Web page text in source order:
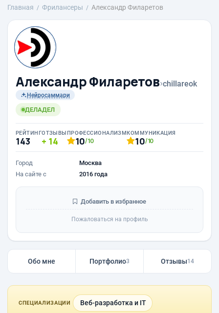
Главная Фрилансеры Александр Филаретов
Александр Филаретов›chillareok
Нейросаммари
ДЕЛАДЕЛ
РЕЙТИНГ
143
ОТЗЫВЫ
14
ПРОФЕССИОНАЛИЗМ
10/10
КОММУНИКАЦИЯ
10/10
Город
Москва
На сайте с
2016 года
Добавить в избранное
Пожаловаться на профиль
Обо мне Портфолио3 Отзывы14
СПЕЦИАЛИЗАЦИИ Веб-разработка и IT